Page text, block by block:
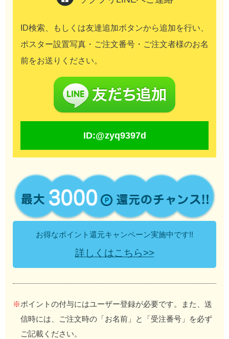
ID検索、もしくは友達追加ボタンから追加を行い、
ポスター設置写真・ご注文番号・ご注文者様のお名
前をお送りください。
ID:@zyq9397d
お得なポイント還元キャンペーン実施中です!!
詳しくはこちら>>
※ポイントの付与にはユーザー登録が必要です。また、送
信時には、ご注文時の「お名前」と「受注番号」を必ず
ご記載ください。